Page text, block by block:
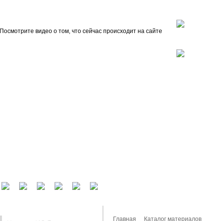
Посмотрите видео о том, что сейчас происходит на сайте
Главная Каталог материалов